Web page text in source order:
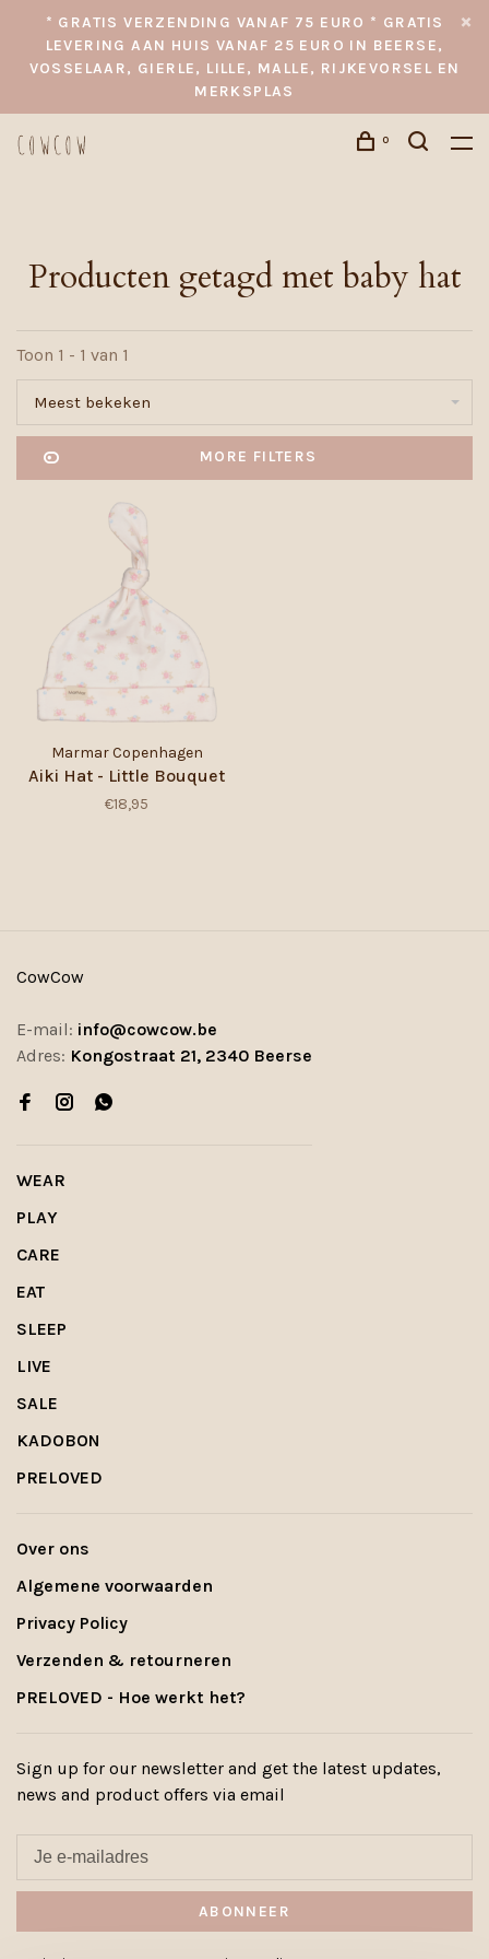
* GRATIS VERZENDING VANAF 75 EURO * GRATIS
LEVERING AAN HUIS VANAF 25 EURO IN BEERSE,
VOSSELAAR, GIERLE, LILLE, MALLE, RIJKEVORSEL EN
MERKSPLAS
0
Producten getagd met baby hat
Toon 1 - 1 van 1
Meest bekeken
MORE FILTERS
Marmar Copenhagen
Aiki Hat - Little Bouquet
€18,95
CowCow
E-mail: info@cowcow.be
Adres: Kongostraat 21, 2340 Beerse
WEAR
PLAY
CARE
EAT
SLEEP
LIVE
SALE
KADOBON
PRELOVED
Over ons
Algemene voorwaarden
Privacy Policy
Verzenden & retourneren
PRELOVED - Hoe werkt het?
Sign up for our newsletter and get the latest updates,
news and product offers via email
ABONNEER